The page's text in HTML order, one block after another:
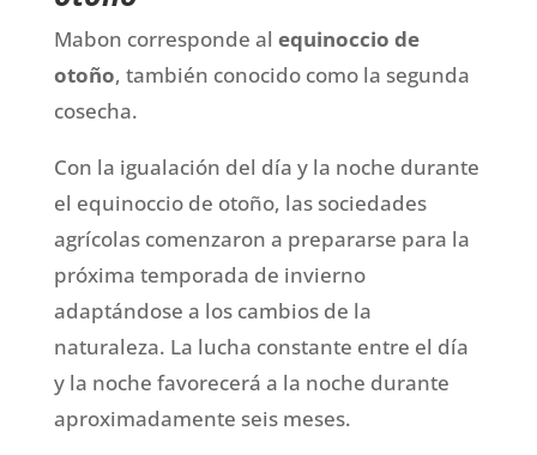
Mabon corresponde al equinoccio de
otoño, también conocido como la segunda
cosecha.
Con la igualación del día y la noche durante
el equinoccio de otoño, las sociedades
agrícolas comenzaron a prepararse para la
próxima temporada de invierno
adaptándose a los cambios de la
naturaleza. La lucha constante entre el día
y la noche favorecerá a la noche durante
aproximadamente seis meses.